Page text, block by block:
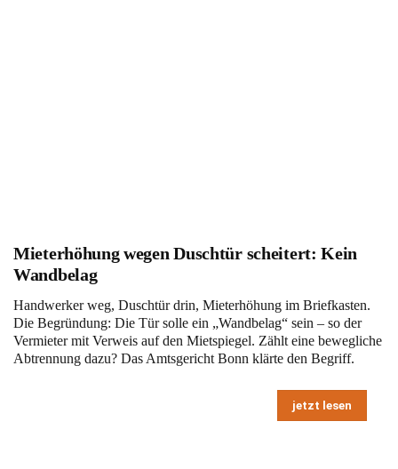
Mieterhöhung wegen Duschtür scheitert: Kein
Wandbelag
Handwerker weg, Duschtür drin, Mieterhöhung im Briefkasten.
Die Begründung: Die Tür solle ein „Wandbelag“ sein – so der
Vermieter mit Verweis auf den Mietspiegel. Zählt eine bewegliche
Abtrennung dazu? Das Amtsgericht Bonn klärte den Begriff.
jetzt lesen